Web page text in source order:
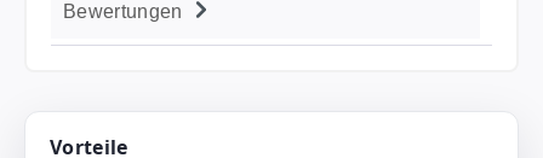
Bewertungen
Vorteile